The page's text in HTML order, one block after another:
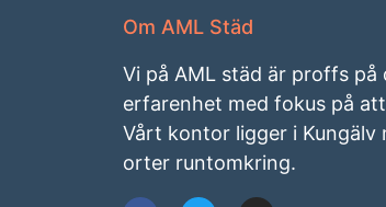
Om AML Städ
Vi på AML städ är proffs
erfarenhet med fokus på
Vårt kontor ligger i
orter runtomkring.